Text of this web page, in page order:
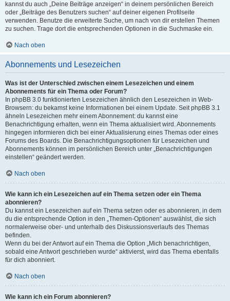
kannst du auch „Deine Beiträge anzeigen“ in deinem persönlichen Bereich
oder „Beiträge des Benutzers suchen“ auf deiner eigenen Profilseite
verwenden. Benutze die erweiterte Suche, um nach von dir erstellen Themen
zu suchen. Trage dort die entsprechenden Optionen in die Suchmaske ein.
Nach oben
Abonnements und Lesezeichen
Was ist der Unterschied zwischen einem Lesezeichen und einem
Abonnements für ein Thema oder Forum?
In phpBB 3.0 funktionierten Lesezeichen ähnlich den Lesezeichen in Web-
Browsern: du bekamst keine Informationen bei einem Update. Seit phpBB 3.1
ähneln Lesezeichen mehr einem Abonnement: du kannst eine
Benachrichtigung erhalten, wenn ein Thema aktualisiert wird. Abonnements
hingegen informieren dich bei einer Aktualisierung eines Themas oder eines
Forums des Boards. Die Benachrichtigungsoptionen für Lesezeichen und
Abonnements können im persönlichen Bereich unter „Benachrichtigungen
einstellen“ geändert werden.
Nach oben
Wie kann ich ein Lesezeichen auf ein Thema setzen oder ein Thema
abonnieren?
Du kannst ein Lesezeichen auf ein Thema setzen oder es abonnieren, in dem
du die entsprechende Option in den „Themen-Optionen“ auswählst, die sich
normalerweise ober- und unterhalb des Diskussionsverlaufs des Themas
befinden.
Wenn du bei der Antwort auf ein Thema die Option „Mich benachrichtigen,
sobald eine Antwort geschrieben wurde“ aktivierst, wird das Thema ebenfalls
für dich abonniert.
Nach oben
Wie kann ich ein Forum abonnieren?